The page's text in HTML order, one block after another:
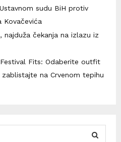
sudu BiH protiv
Kovačevića
najduža čekanja na izlazu iz
Fits: Odaberite outfit
na Crvenom tepihu